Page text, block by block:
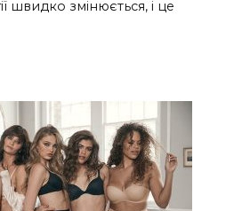
швидко змінюється, і це